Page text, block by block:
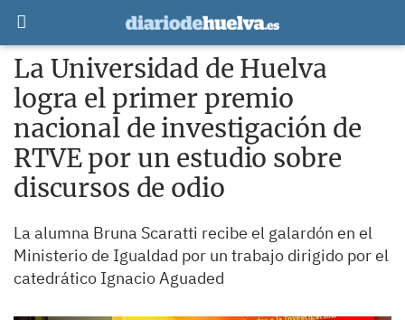
La Universidad de Huelva
logra el primer premio
nacional de investigación de
RTVE por un estudio sobre
discursos de odio
La alumna Bruna Scaratti recibe el galardón en el
Ministerio de Igualdad por un trabajo dirigido por el
catedrático Ignacio Aguaded